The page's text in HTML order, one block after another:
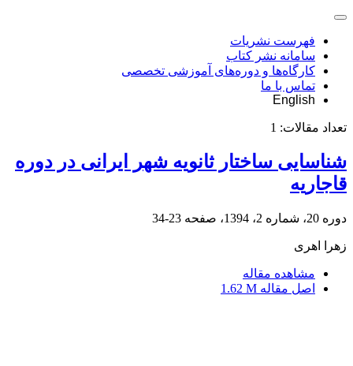
فهرست نشریات
سامانه نشر کتاب
کارگاه‌ها و دوره‌های آموزشی تخصصی
تماس با ما
English
تعداد مقالات: 1
شناسایی ساختار ثانویه شهر ایرانی در دوره
قاجاریه
دوره 20، شماره 2، 1394، صفحه 23-34
زهرا اهری
مشاهده مقاله
اصل مقاله 1.62 M